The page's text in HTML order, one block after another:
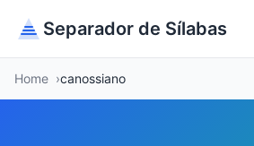
Separador de Sílabas
Home canossiano